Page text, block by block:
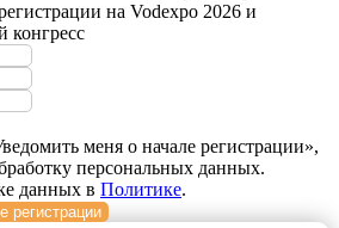
на Vodexpo 2026 и
конгресс
меня о начале регистрации»,
персональных данных.
данных в Политике.
регистрации